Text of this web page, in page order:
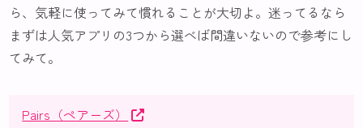
ら、気軽に使ってみて慣れることが大切よ。迷ってるなら
まずは人気アプリの3つから選べば間違いないので参考にし
てみて。
Pairs（ペアーズ）